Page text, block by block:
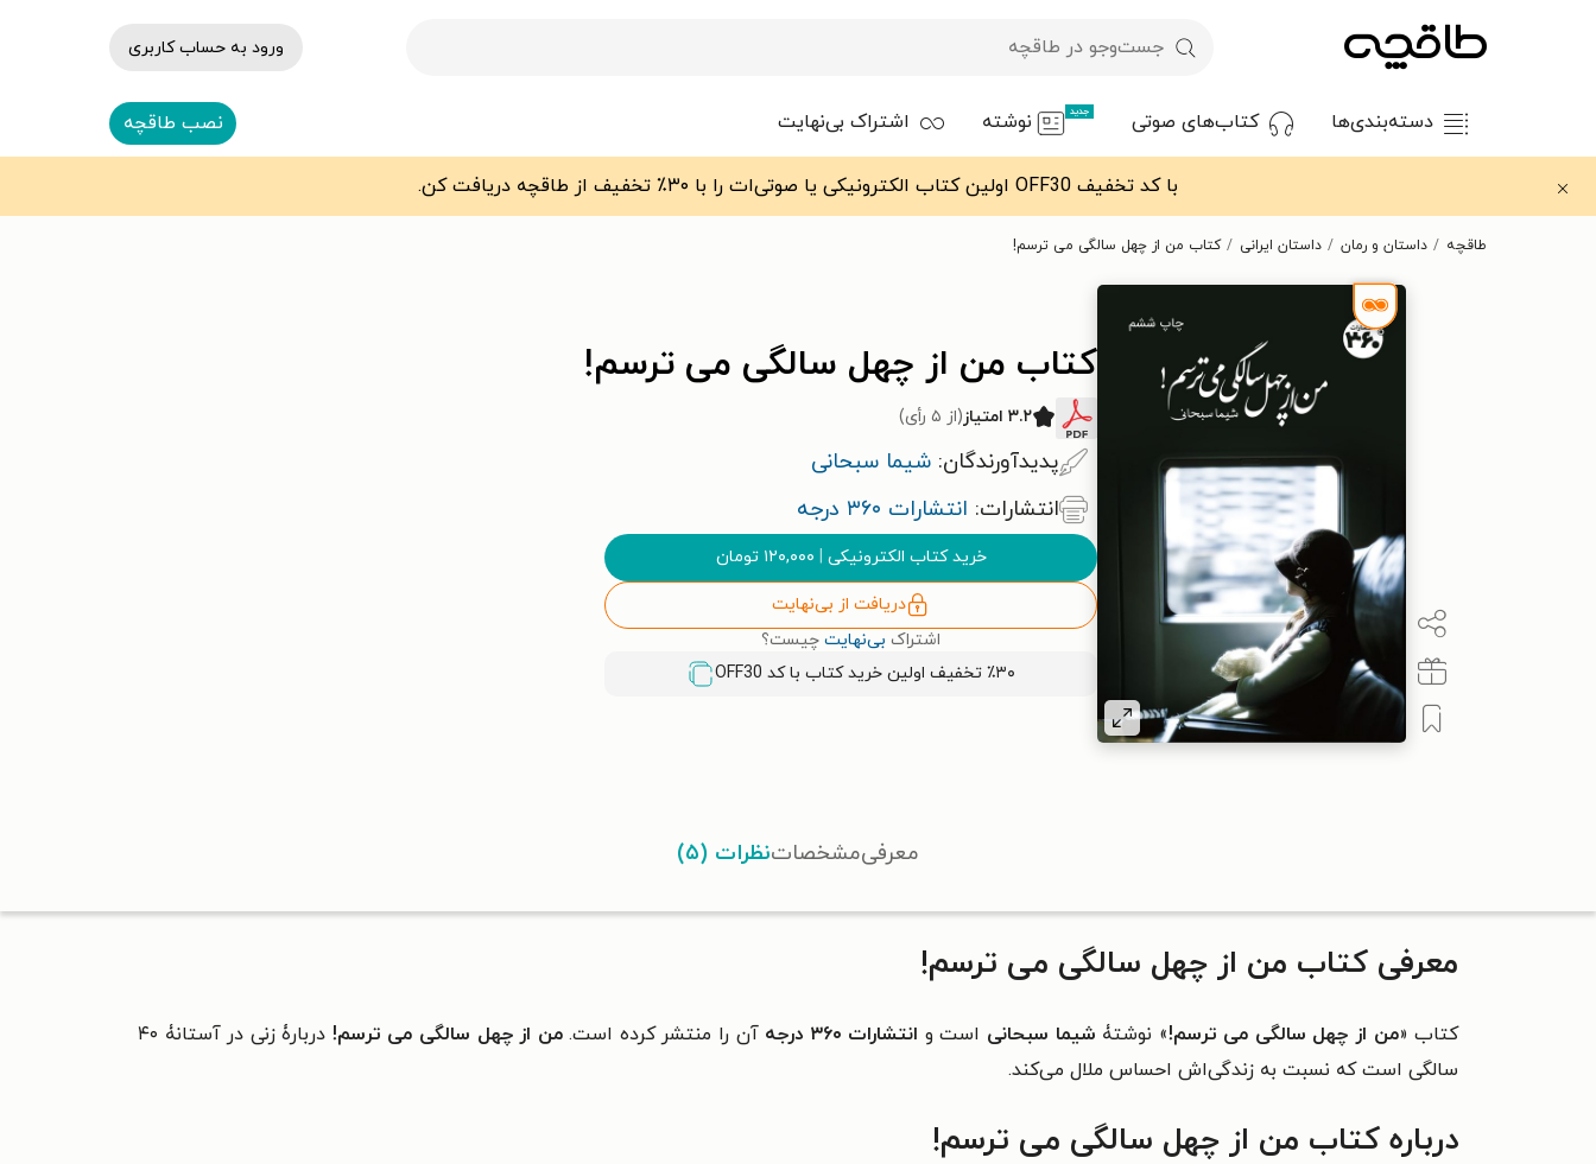
ورود به حساب کاربری
دسته‌بندی‌ها کتاب‌های صوتی جدید نوشته اشتراک بی‌نهایت نصب طاقچه
با کد تخفیف OFF30 اولین کتاب الکترونیکی یا صوتی‌ات را با ۳۰٪ تخفیف از طاقچه دریافت کن.
طاقچه داستان و رمان داستان ایرانی کتاب من از چهل سالگی می ترسم!
کتاب من از چهل سالگی می ترسم!
۳.۲ امتیاز (از ۵ رأی)
پدیدآورندگان: شیما سبحانی
انتشارات: انتشارات ۳۶۰ درجه
خرید کتاب الکترونیکی ۱۲۰,۰۰۰ تومان
دریافت از بی‌نهایت
اشتراک بی‌نهایت چیست؟
٪۳۰ تخفیف اولین خرید کتاب با کد
OFF30
معرفیمشخصاتنظرات (۵)
معرفی کتاب من از چهل سالگی می ترسم!
کتاب «من از چهل سالگی می ترسم!» نوشتۀ شیما سبحانی است و انتشارات ۳۶۰ درجهآن را منتشر کرده است.من از چهل سالگی می ترسم!
دربارۀ زنی در آستانۀ ۴۰
سالگی است که نسبت به زندگی‌اش احساس ملال می‌کند.
درباره کتاب من از چهل سالگی می ترسم!